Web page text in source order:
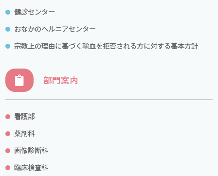
健診センター
おなかのヘルニアセンター
宗教上の理由に基づく輸血を拒否される方に対する基本方針
部門案内
看護部
薬剤科
画像診断科
臨床検査科